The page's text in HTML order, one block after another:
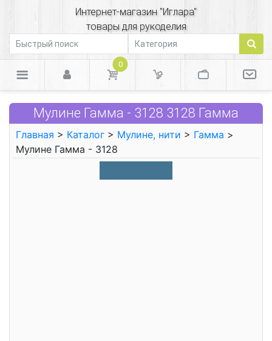
Интернет-магазин "Иглара"
товары для рукоделия
0
Мулине Гамма - 3128 3128 Гамма
Главная > Каталог > Мулине, нити > Гамма >
Мулине Гамма - 3128